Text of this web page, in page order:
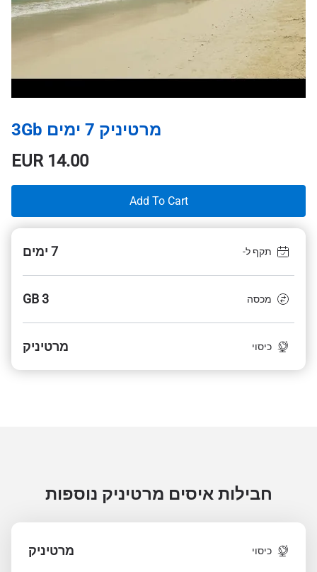
מרטיניק 7 ימים 3Gb
EUR14.00
Add To Cart
תקף ל- 7 ימים
מכסה 3 GB
כיסוי מרטיניק
חבילות איסים מרטיניק נוספות
כיסוי מרטיניק